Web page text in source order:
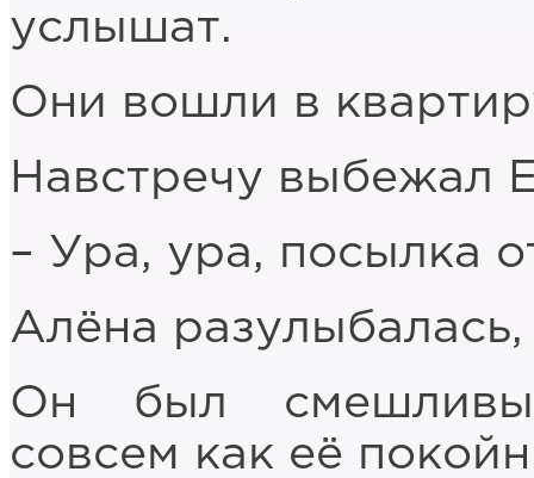
услышат.
Они вошли в
Навстречу выбежал
– Ура, ура, посылка
Алёна
Он был
совсем как её